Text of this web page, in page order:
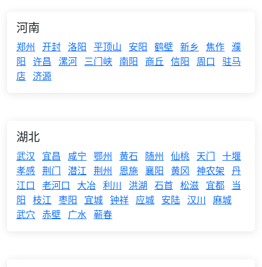
河南
郑州 开封 洛阳 平顶山 安阳 鹤壁 新乡 焦作 濮
阳 许昌 漯河 三门峡 南阳 商丘 信阳 周口
驻马
店 济源
湖北
武汉 宜昌 咸宁 鄂州 黄石 随州 仙桃 天门 十堰
孝感 荆门 潜江 荆州 恩施 襄阳 黄冈 神农架 丹
江口
老河口 大冶 利川 洪湖 石首 松滋 宜都
当
阳 枝江 枣阳 宜城 钟祥 应城 安陆 汉川 麻城
武穴 赤壁 广水 蕲春